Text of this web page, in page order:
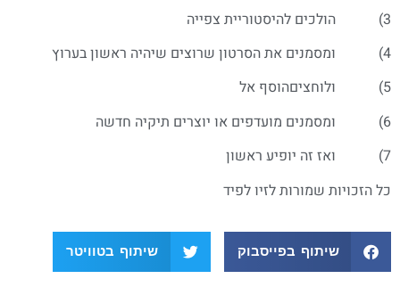
3) הולכים להיסטוריית צפייה
4) ומסמנים את הסרטון שרוצים שיהיה ראשון בערוץ
5) ולוחציםהוסף אל
6) ומסמנים מועדפים או יוצרים תיקיה חדשה
7) ואז זה יופיע ראשון
כל הזכויות שמורות לזיו לפיד
שיתוף בפייסבוק שיתוף בטוויטר